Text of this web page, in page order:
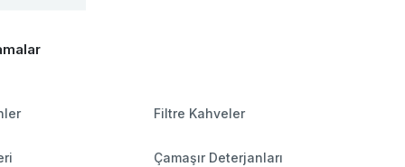
Filtre Kahveler
Çamaşır Deterjanları